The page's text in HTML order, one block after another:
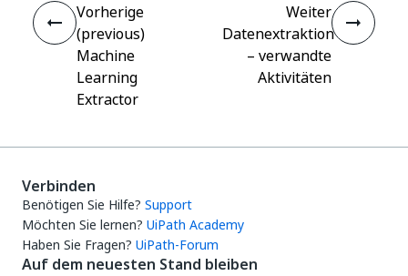
Vorherige
(previous)
Machine
Learning
Extractor
Weiter
Datenextraktion
– verwandte
Aktivitäten
Verbinden
Benötigen Sie Hilfe? Support
Möchten Sie lernen? UiPath Academy
Haben Sie Fragen? UiPath-Forum
Auf dem neuesten Stand bleiben